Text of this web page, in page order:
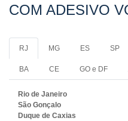
COM ADESIVO
RJ MG ES SP
BA CE GO e DF
Rio de Janeiro
São Gonçalo
Duque de Caxias